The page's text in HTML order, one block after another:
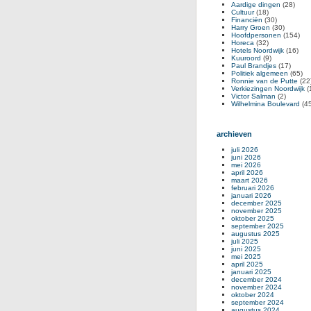
Aardige dingen (28)
Cultuur(18)
Financiën (30)
Harry Groen (30)
Hoofdpersonen (154)
Horeca (32)
Hotels Noordwijk (16)
Kuuroord (9)
Paul Brandjes (17)
Politiek algemeen (65)
Ronnie van de Putte
Verkiezingen Noordwijk
Victor Salman (2)
Wilhelmina Boulevard
archieven
juli 2026
juni 2026
mei 2026
april 2026
maart 2026
februari 2026
januari 2026
december 2025
november 2025
oktober 2025
september 2025
augustus 2025
juli 2025
juni 2025
mei 2025
april 2025
januari 2025
december 2024
november 2024
oktober 2024
september 2024